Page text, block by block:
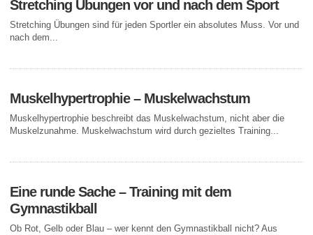
Stretching Übungen vor und nach dem Sport
Stretching Übungen sind für jeden Sportler ein absolutes Muss. Vor und
nach dem...
Muskelhypertrophie – Muskelwachstum
Muskelhypertrophie beschreibt das Muskelwachstum, nicht aber die
Muskelzunahme. Muskelwachstum wird durch gezieltes Training...
Eine runde Sache – Training mit dem
Gymnastikball
Ob Rot, Gelb oder Blau – wer kennt den Gymnastikball nicht? Aus